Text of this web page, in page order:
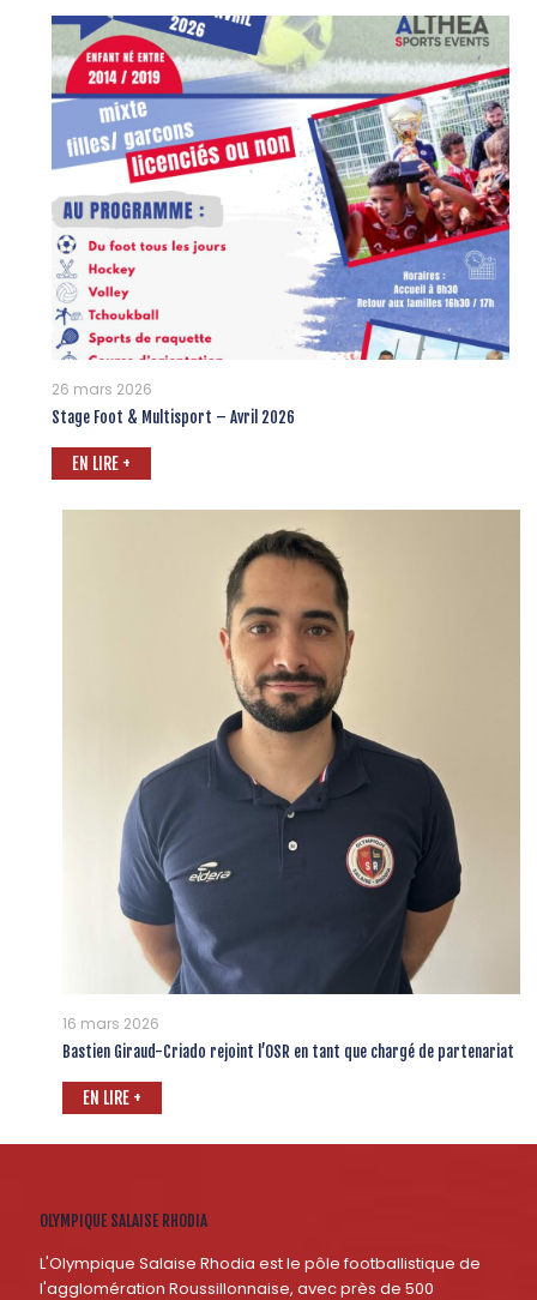
26 mars 2026
Stage Foot & Multisport – Avril 2026
EN LIRE +
16 mars 2026
Bastien Giraud-Criado rejoint l’OSR en tant que chargé de partenariat
EN LIRE +
OLYMPIQUE SALAISE RHODIA
L'Olympique Salaise Rhodia est le pôle footballistique de
l'agglomération Roussillonnaise, avec près de 500